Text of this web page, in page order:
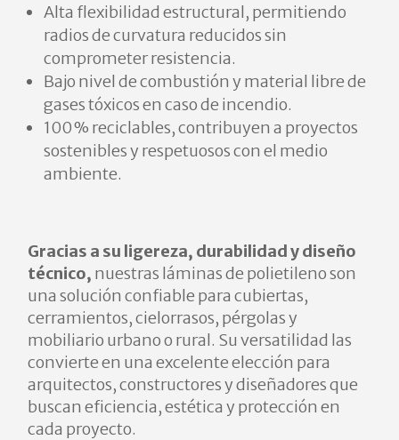
Alta flexibilidad estructural, permitiendo
radios de curvatura reducidos sin
comprometer resistencia.
Bajo nivel de combustión y material libre de
gases tóxicos en caso de incendio.
100 % reciclables, contribuyen a proyectos
sostenibles y respetuosos con el medio
ambiente.
Gracias a su ligereza, durabilidad y diseño
técnico, nuestras láminas de polietileno son
una solución confiable para cubiertas,
cerramientos, cielorrasos, pérgolas y
mobiliario urbano o rural. Su versatilidad las
convierte en una excelente elección para
arquitectos, constructores y diseñadores que
buscan eficiencia, estética y protección en
cada proyecto.